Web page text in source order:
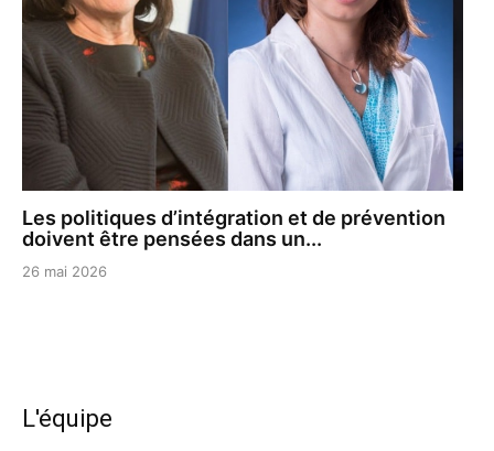
Les politiques d’intégration et de prévention
doivent être pensées dans un...
26 mai 2026
L'équipe